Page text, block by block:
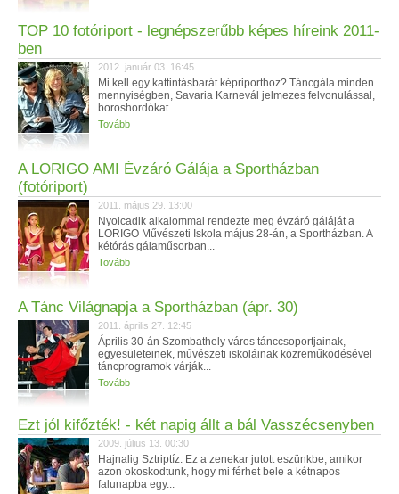
TOP 10 fotóriport - legnépszerűbb képes híreink 2011-
ben
2012. január 03. 16:45
Mi kell egy kattintásbarát képriporthoz? Táncgála minden
mennyiségben, Savaria Karnevál jelmezes felvonulással,
boroshordókat...
Tovább
A LORIGO AMI Évzáró Gálája a Sportházban
(fotóriport)
2011. május 29. 13:00
Nyolcadik alkalommal rendezte meg évzáró gáláját a
LORIGO Művészeti Iskola május 28-án, a Sportházban. A
kétórás gálaműsorban...
Tovább
A Tánc Világnapja a Sportházban (ápr. 30)
2011. április 27. 12:45
Április 30-án Szombathely város tánccsoportjainak,
egyesületeinek, művészeti iskoláinak közreműködésével
táncprogramok várják...
Tovább
Ezt jól kifőzték! - két napig állt a bál Vasszécsenyben
2009. július 13. 00:30
Hajnalig Sztriptíz. Ez a zenekar jutott eszünkbe, amikor
azon okoskodtunk, hogy mi férhet bele a kétnapos
falunapba egy...